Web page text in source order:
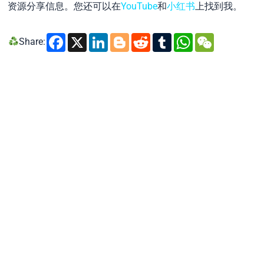
资源分享信息。您还可以在YouTube和小红书上找到我。
Share: Facebook
X LinkedIn
Blogger
Reddit
Tumblr